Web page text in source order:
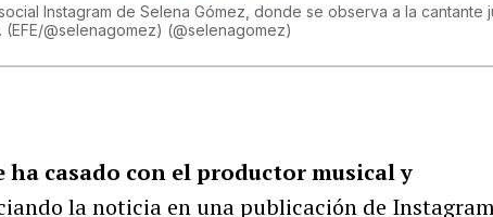
Instagram de Selena Gómez, donde se observa a la cantante
@selenagomez) (@selenagomez)
ha casado con el productor musical y
la noticia en una publicación de